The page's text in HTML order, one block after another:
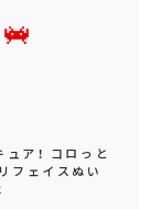
ア！ コロっと
フェイスぬい